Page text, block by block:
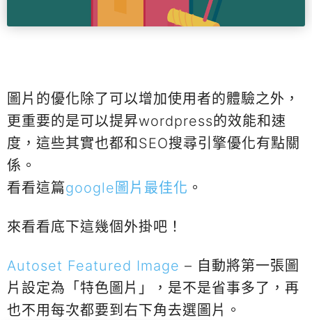
圖片的優化除了可以增加使用者的體驗之外，
更重要的是可以提昇wordpress的效能和速
度，這些其實也都和SEO搜尋引擎優化有點關
係。
看看這篇google圖片最佳化 。
來看看底下這幾個外掛吧！
Autoset Featured Image – 自動將第一張圖
片設定為「特色圖片」，是不是省事多了，再
也不用每次都要到右下角去選圖片。